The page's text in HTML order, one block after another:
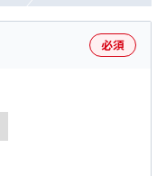
必須